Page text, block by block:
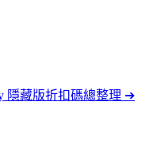
隱藏版折扣碼總整理 ➔